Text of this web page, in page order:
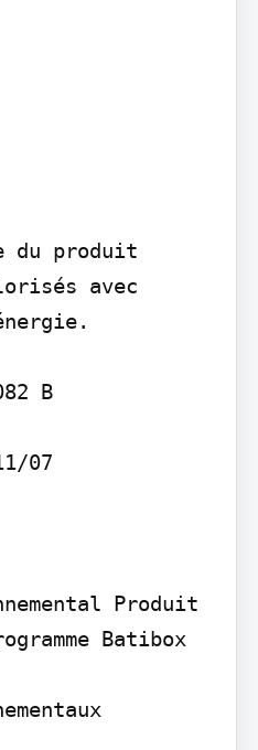
du produit
avec
B
07
Produit
Batibox